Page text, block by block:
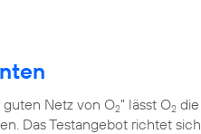
guten Netz von O2” lässt O2 die
Das Testangebot richtet sich